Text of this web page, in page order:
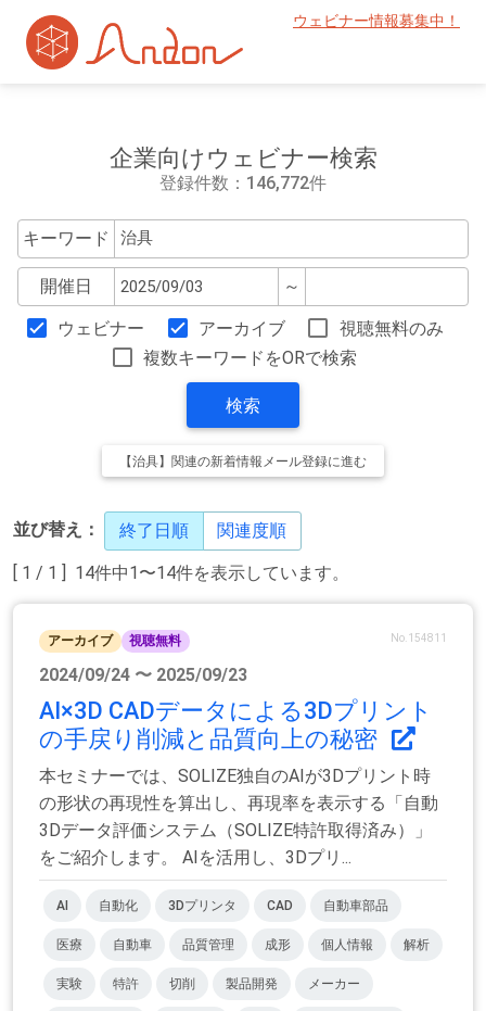
ウェビナー情報募集中！
企業向けウェビナー検索
登録件数：146,772件
キーワード
開催日 ～
ウェビナー アーカイブ
視聴無料のみ
複数キーワードをORで検索
検索
【治具】関連の新着情報メール登録に進む
並び替え： 終了日順 関連度順
[ 1 / 1 ] 14件中1〜14件を表示しています。
アーカイブ 視聴無料 No.154811
2024/09/24 〜 2025/09/23
AI×3D CADデータによる3Dプリント
の手戻り削減と品質向上の秘密
本セミナーでは、SOLIZE独自のAIが3Dプリント時
の形状の再現性を算出し、再現率を表示する「自動
3Dデータ評価システム（SOLIZE特許取得済み）」
をご紹介します。 AIを活用し、3Dプリ...
AI 自動化 3Dプリンタ CAD 自動車部品
医療 自動車 品質管理 成形 個人情報 解析
実験 特許 切削 製品開発 メーカー